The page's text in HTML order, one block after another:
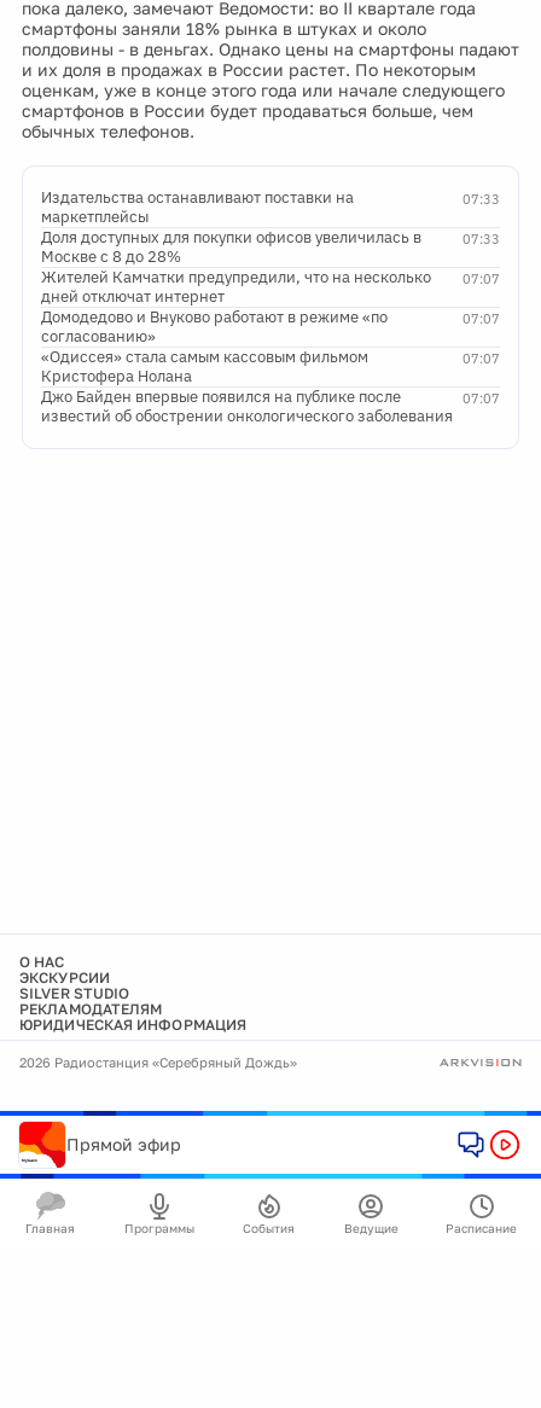
пока далеко, замечают Ведомости: во II квартале года
смартфоны заняли 18% рынка в штуках и около
полдовины - в деньгах. Однако цены на смартфоны падают
и их доля в продажах в России растет. По некоторым
оценкам, уже в конце этого года или начале следующего
смартфонов в России будет продаваться больше, чем
обычных телефонов.
07:33
Издательства останавливают поставки на
маркетплейсы
07:33
Доля доступных для покупки офисов увеличилась в
Москве с 8 до 28%
07:07
Жителей Камчатки предупредили, что на несколько
дней отключат интернет
07:07
Домодедово и Внуково работают в режиме «по
согласованию»
07:07
«Одиссея» стала самым кассовым фильмом
Кристофера Нолана
07:07
Джо Байден впервые появился на публике после
известий об обострении онкологического заболевания
О НАС
ЭКСКУРСИИ
SILVER STUDIO
РЕКЛАМОДАТЕЛЯМ
ЮРИДИЧЕСКАЯ ИНФОРМАЦИЯ
2026 Радиостанция «Серебряный Дождь»
Прямой эфир
Главная Программы События Ведущие Расписание